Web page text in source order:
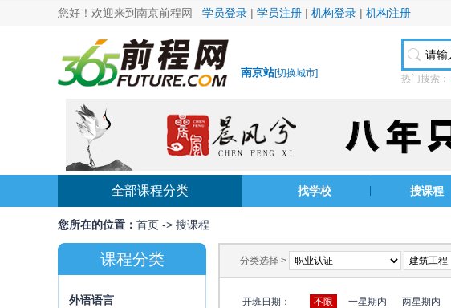
您好！欢迎来到南京前程网 学员登录 | 学员注册 | 机构登录 | 机构注册
南京站[切换城市] 热门搜索：
全部课程分类 找学校 搜课程
您所在的位置： 首页 -> 搜课程
课程分类
外语语言
分类选择 >
开班日期： 不限 一星期内 两星期内